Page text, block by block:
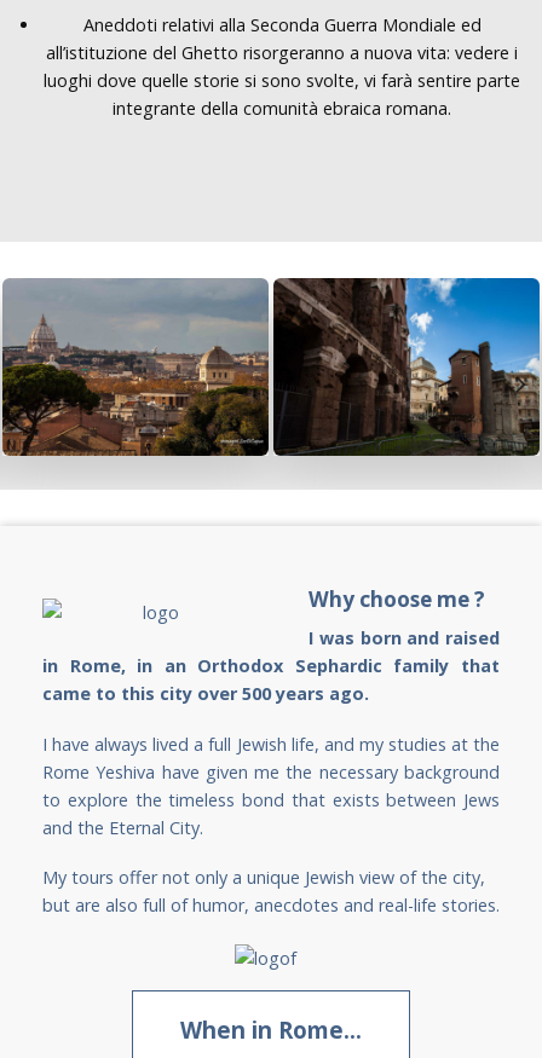
Aneddoti relativi alla Seconda Guerra Mondiale ed
all’istituzione del Ghetto risorgeranno a nuova vita: vedere i
luoghi dove quelle storie si sono svolte, vi farà sentire parte
integrante della comunità ebraica romana.
Why choose me ?
I was born and raised
in Rome, in an Orthodox Sephardic family that
came to this city over 500 years ago.
I have always lived a full Jewish life, and my studies at the
Rome Yeshiva have given me the necessary background
to explore the timeless bond that exists between Jews
and the Eternal City.
My tours offer not only a unique Jewish view of the city,
but are also full of humor, anecdotes and real-life stories.
When in Rome...